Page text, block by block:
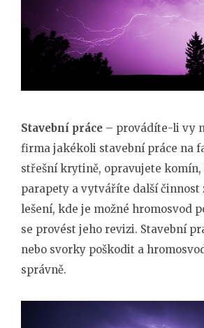
Stavební práce – provádíte-li vy
firma jakékoli stavební práce na
střešní krytině, opravujete komín,
parapety a vytváříte další činnost
lešení, kde je možné hromosvod
se provést jeho revizi. Stavební
nebo svorky poškodit a
správně.